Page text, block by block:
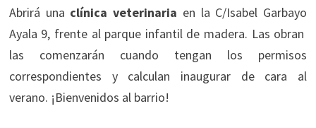
Abrirá una clínica veterinaria en la C/Isabel Garbayo
Ayala 9, frente al parque infantil de madera. Las obran
las comenzarán cuando tengan los permisos
correspondientes y calculan inaugurar de cara al
verano. ¡Bienvenidos al barrio!